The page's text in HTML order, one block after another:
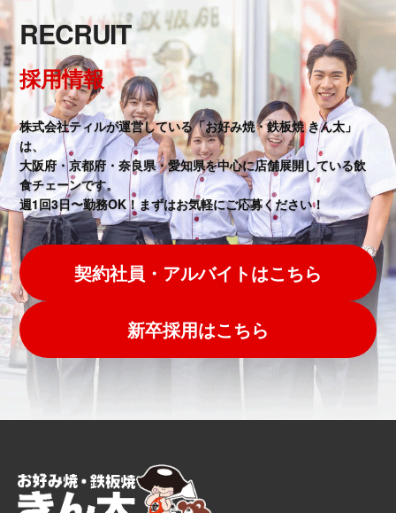
RECRUIT
採用情報
株式会社ティルが運営している「お好み焼・鉄板焼 きん太」
は、
大阪府・京都府・奈良県・愛知県を中心に店舗展開している飲
食チェーンです。
週1回3日〜勤務OK！まずはお気軽にご応募ください！
契約社員・アルバイトはこちら
新卒採用はこちら